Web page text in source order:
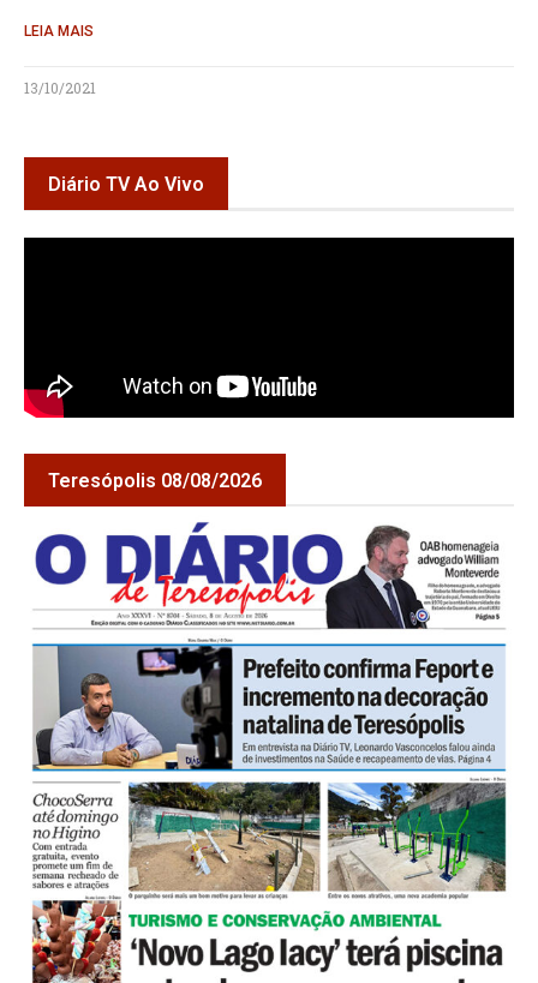
LEIA MAIS
13/10/2021
Diário TV Ao Vivo
Teresópolis 08/08/2026